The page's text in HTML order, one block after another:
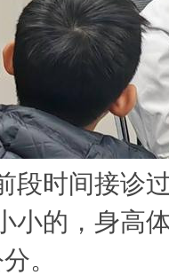
段时间接诊
小的，身高
。